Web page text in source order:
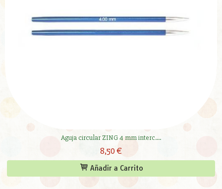
Aguja circular ZING 4 mm interc....
8,50 €
Añadir a Carrito